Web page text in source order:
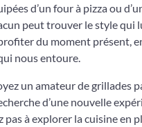
d’un four à pizza ou
peut trouver le style qui
profiter du moment présent,
nous entoure.
un amateur de grillades
d’une nouvelle
pas à explorer la cuisine en